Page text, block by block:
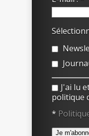
J'ai lu
politique
*